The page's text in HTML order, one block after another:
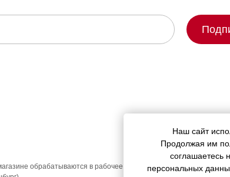
обрабатываются в рабочее время:
Наш сайт
Продолжая им
соглашаетесь
персональных